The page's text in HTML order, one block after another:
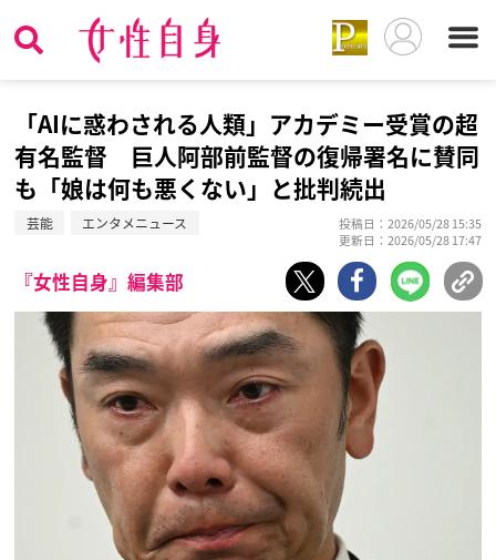
「AIに惑わされる人類」アカデミー受賞の超
有名監督 巨人阿部前監督の復帰署名に賛同
も「娘は何も悪くない」と批判続出
芸能 エンタメニュース
投稿日：2026/05/28 15:35
更新日：2026/05/28 17:47
『女性自身』編集部